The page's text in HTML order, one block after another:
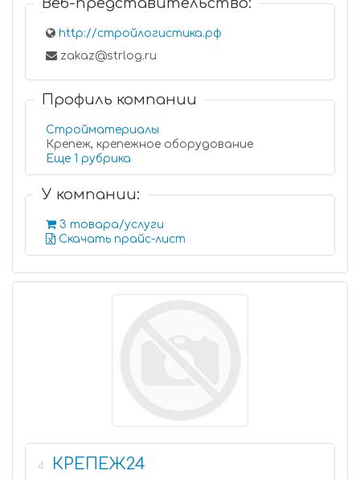
Веб-представительство:
http://стройлогистика.рф
zakaz@strlog.ru
Профиль компании
Стройматериалы
Крепеж, крепежное оборудование
Еще 1 рубрика
У компании:
3 товара/услуги
Скачать прайс-лист
4 КРЕПЕЖ24